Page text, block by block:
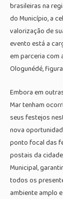
brasileiras na
do Município, a
valorização de
evento está a
em parceria com
Ologunédé,
Embora em
Mar tenham
seus festejos
nova
ponto focal das
postais da
Municipal,
todos os
ambiente amplo